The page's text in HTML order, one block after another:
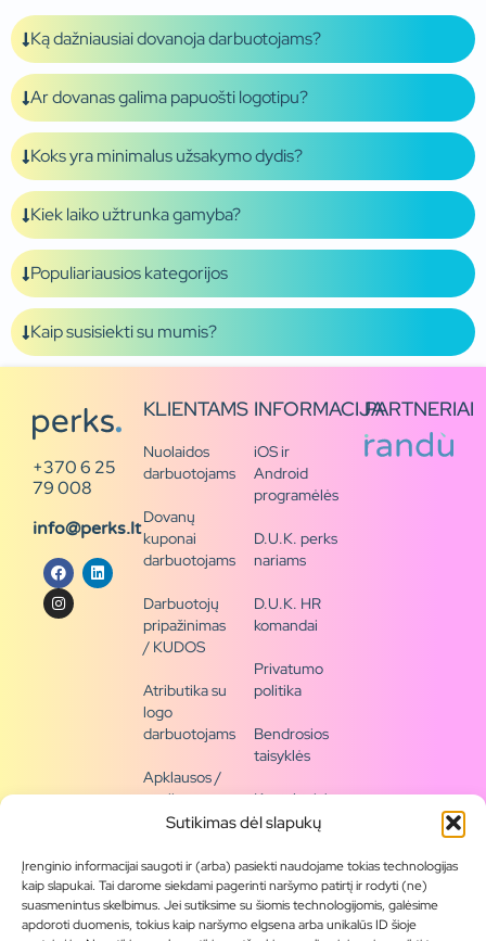
Sutikimas dėl slapukų
Įrenginio informacijai saugoti ir (arba) pasiekti naudojame tokias technologijas
kaip slapukai. Tai darome siekdami pagerinti naršymo patirtį ir rodyti (ne)
suasmenintus skelbimus. Jei sutiksime su šiomis technologijomis, galėsime
apdoroti duomenis, tokius kaip naršymo elgsena arba unikalūs ID šioje
Ką dažniausiai dovanoja darbuotojams?
Ar dovanas galima papuošti logotipu?
Koks yra minimalus užsakymo dydis?
Kiek laiko užtrunka gamyba?
Populiariausios kategorijos
Kaip susisiekti su mumis?
+370 6 25
79 008
info@perks.lt
KLIENTAMS
Nuolaidos
darbuotojams
Dovanų
kuponai
darbuotojams
Darbuotojų
pripažinimas
/ KUDOS
Atributika su
logo
darbuotojams
Apklausos /
naujienų
siena
Tapkite
partneriu
Visas
INFORMACIJA
iOS ir
Android
programėlės
D.U.K. perks
nariams
D.U.K. HR
komandai
Privatumo
politika
Bendrosios
taisyklės
Kontaktai /
rekvizitai
PARTNERIAI